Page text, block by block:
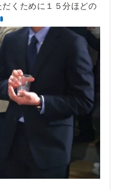
くために１５分ほどの